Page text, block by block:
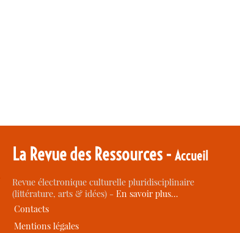
La Revue des Ressources -Accueil
Revue électronique culturelle pluridisciplinaire
(littérature, arts & idées) -En savoir plus…
Contacts
Mentions légales